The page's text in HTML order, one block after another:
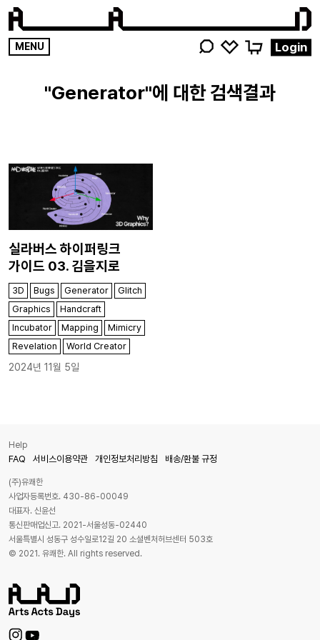
MENU
영감
주세요
Login
Generator
실라버스 하이퍼링크
가이드 03. 김을지로
2024년 11월 5일
3D Bugs Generator
Glitch
Graphics
Handcraft
Incubator
Mapping
Mimicry
Revelation
World Creator
(주)유쾌한
사업자등록번호. 430-86-00049
대표자. 신윤선
통신판매업신고. 2021-서울성동-02440
서울특별시 성동구 성수일로12길 20 소셜벤처허브센터 503호
© 2021. 유쾌한. All rights reserved.
Help
FAQ 서비스이용약관 개인정보처리방침 배송/환불 규정